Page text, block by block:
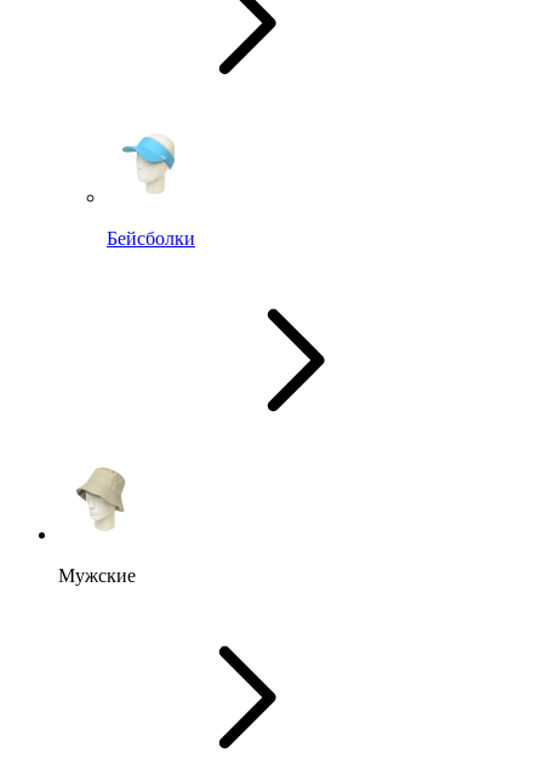
Бейсболки
Мужские